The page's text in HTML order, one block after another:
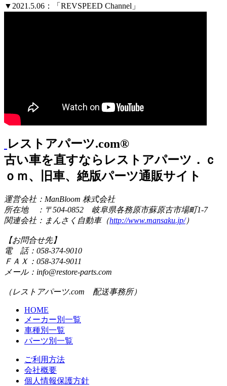
▼2021.5.06：「REVSPEED Channel」
レストアパーツ.com®
古い車を直すならレストアパーツ．ｃ
ｏｍ、旧車、絶版パーツ通販サイト
運営会社：ManBloom 株式会社
所在地 ：〒504-0852 岐阜県各務原市蘇原古市場町1-7
関連会社：まんさく自動車（http://www.mansaku.jp/）
【お問合せ先】
電 話：058-374-9010
ＦＡＸ：058-374-9011
メール：info@restore-parts.com
（レストアパーツ.com 配送事務所）
HOME
メーカー別一覧
車種別一覧
パーツ別一覧
ご利用方法
会社概要
個人情報保護方針